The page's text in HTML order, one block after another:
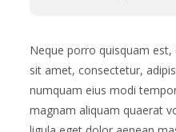
Neque porro quisquam
sit amet, consectetur,
numquam eius modi
magnam aliquam quaerat